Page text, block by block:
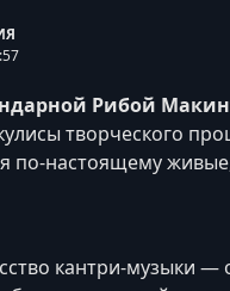
Рибой
творческого
по‑настоящему
кантри‑музыки —